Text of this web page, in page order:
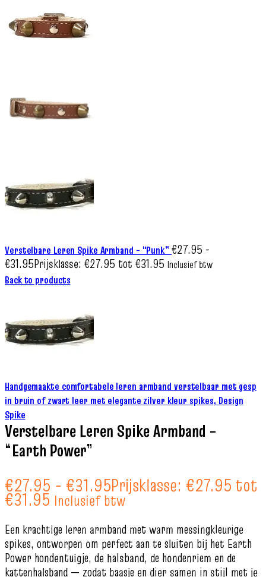
Verstelbare Leren Spike Armband – “Punk” €27.95 -
€31.95Prijsklasse: €27.95 tot €31.95 Inclusief btw
Back to products
Handgemaakte comfortabele leren armband verstelbaar met gesp
in bruin of zwart leer met elegante zilver kleur spikes, Design
Spike
Verstelbare Leren Spike Armband –
“Earth Power”
€27.95 - €31.95Prijsklasse: €27.95 tot
€31.95 Inclusief btw
Een krachtige leren armband met warm messingkleurige
spikes, ontworpen om perfect aan te sluiten bij het Earth
Power hondentuigje, de halsband, de hondenriem en de
kattenhalsband — zodat baasje en dier samen in stijl met je